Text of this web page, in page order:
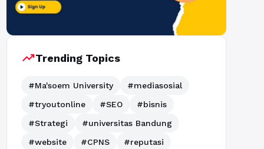
trending_upTrending Topics
#Ma'soem University
#mediasosial
#tryoutonline
#SEO
#bisnis
#Strategi
#universitas Bandung
#website
#CPNS #reputasi